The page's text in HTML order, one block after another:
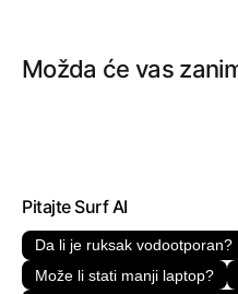
Možda će vas
Pitajte Surf AI
Da li je ruksak vodootporan?
Može li stati manji laptop?